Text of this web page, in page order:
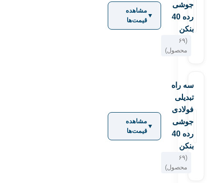
جوشی
رده 40
بنکن
(۶۹
محصول)
▼
مشاهده
قیمت‌ها
سه راه
تبدیلی
فولادی
جوشی
رده 40
بنکن
(۶۹
محصول)
▼
مشاهده
قیمت‌ها